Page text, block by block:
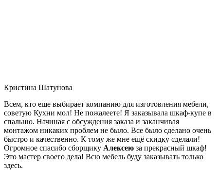
Кристина Шатунова
Всем, кто еще выбирает компанию для изготовления мебели,
советую Кухни мол! Не пожалеете! Я заказывала шкаф-купе в
спальню. Начиная с обсуждения заказа и заканчивая
монтажом никаких проблем не было. Все было сделано очень
быстро и качественно. К тому же мне ещё скидку сделали!
Огромное спасибо сборщику Алексею за прекрасный шкаф!
Это мастер своего дела! Всю мебель буду заказывать только
здесь.